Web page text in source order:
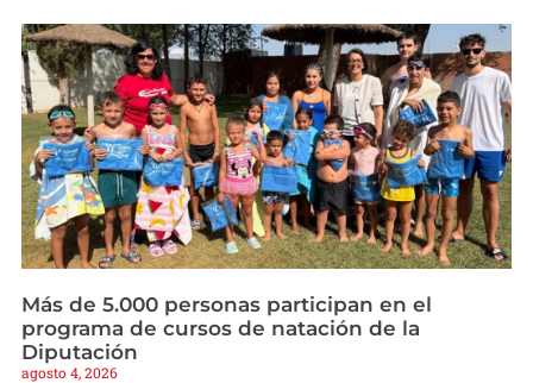
Más de 5.000 personas participan en el
programa de cursos de natación de la
Diputación
agosto 4, 2026